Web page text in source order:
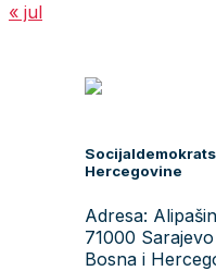
« jul
Hercegovine
Adresa:
71000 Sarajevo
Bosna i